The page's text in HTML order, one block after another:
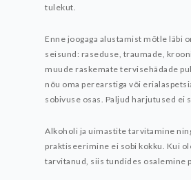
tulekut.
Enne joogaga alustamist mõtle läbi
seisund: raseduse, traumade,
muude raskemate tervisehädade
nõu oma perearstiga või
sobivuse osas. Paljud harjutused ei
Alkoholi ja uimastite tarvitamine
praktiseerimine ei sobi kokku. Kui
tarvitanud, siis tundides osalemine